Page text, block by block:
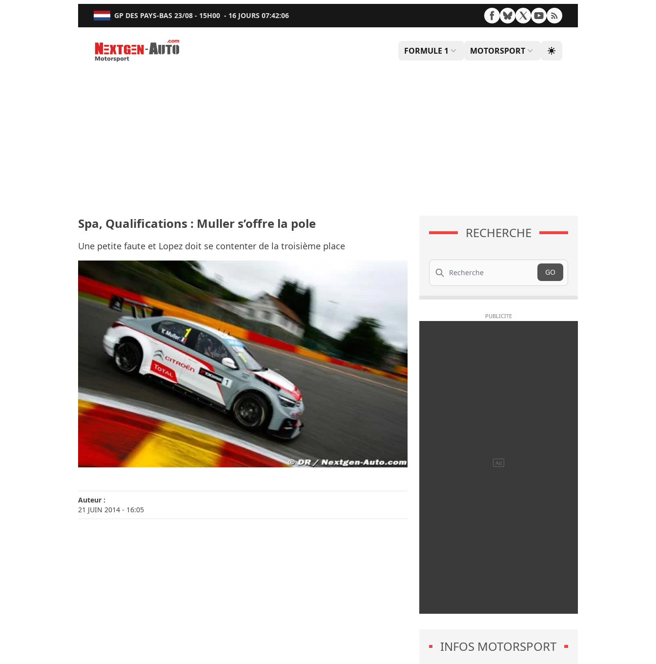
GP DES PAYS-BAS 23/08 - 15H00 - 16 JOURS07:42:05
Nextgen-Auto.com
FORMULE 1 MOTORSPORT
Spa, Qualifications : Muller s’offre la pole
Une petite faute et Lopez doit se contenter de la troisième place
Auteur :
21 JUIN 2014 - 16:05
RECHERCHE
Recherche
GO
INFOS MOTORSPORT